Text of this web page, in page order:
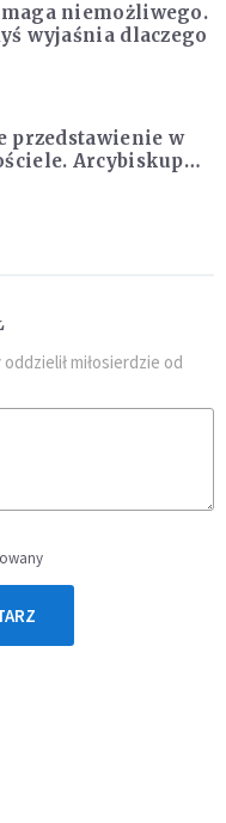
niemożliwego.
wyjaśnia dlaczego
przedstawienie w
Arcybiskup
miłosierdzie od